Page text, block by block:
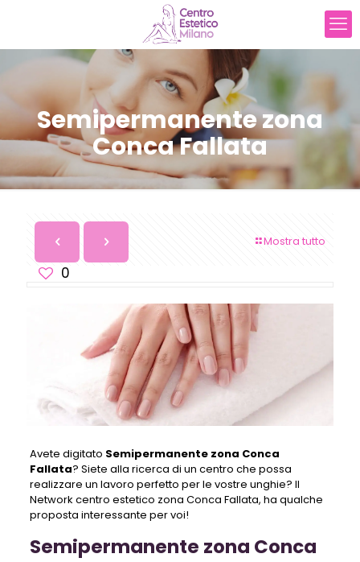
Semipermanente zona
Conca Fallata
Mostra tutto
0
Avete digitato Semipermanente zona Conca
Fallata? Siete alla ricerca di un centro che possa
realizzare un lavoro perfetto per le vostre unghie? Il
Network centro estetico zona Conca Fallata, ha qualche
proposta interessante per voi!
Semipermanente zona Conca